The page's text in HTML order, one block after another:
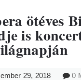
ötéves
is
29, 2018 0